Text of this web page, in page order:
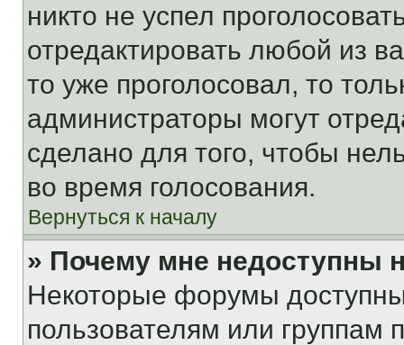
никто не успел
отредактировать любой из
то уже проголосовал, то
администраторы могут
сделано для того, чтобы
во время голосования.
Вернуться к началу
» Почему мне недоступны
Некоторые форумы
пользователям или группам